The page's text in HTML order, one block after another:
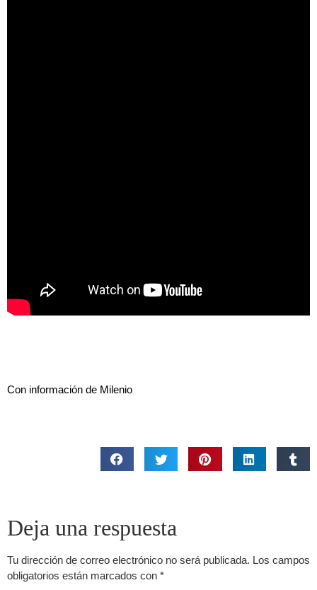
Con información de Milenio
Deja una respuesta
Tu dirección de correo electrónico no será publicada. Los campos
obligatorios están marcados con *